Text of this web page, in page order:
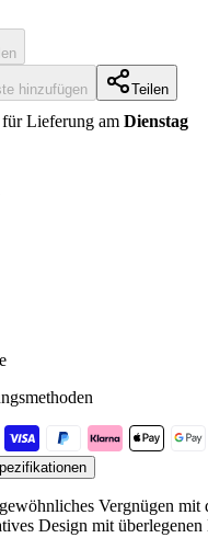
hinzufügen Teilen
für Lieferung am Dienstag
Vergnügen
Design mit